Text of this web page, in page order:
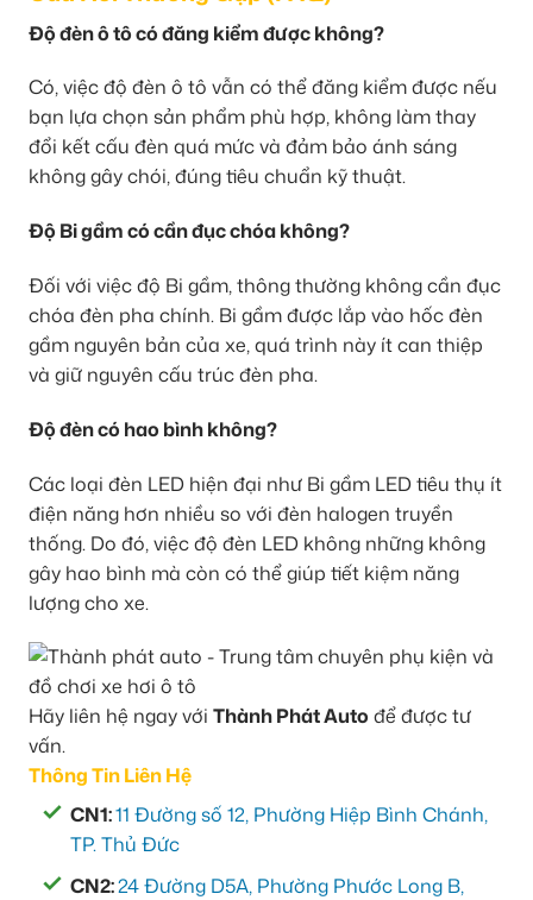
Độ đèn ô tô có đăng kiểm được không?
Có, việc độ đèn ô tô vẫn có thể đăng kiểm được nếu
bạn lựa chọn sản phẩm phù hợp, không làm thay
đổi kết cấu đèn quá mức và đảm bảo ánh sáng
không gây chói, đúng tiêu chuẩn kỹ thuật.
Độ Bi gầm có cần đục chóa không?
Đối với việc độ Bi gầm, thông thường không cần đục
chóa đèn pha chính. Bi gầm được lắp vào hốc đèn
gầm nguyên bản của xe, quá trình này ít can thiệp
và giữ nguyên cấu trúc đèn pha.
Độ đèn có hao bình không?
Các loại đèn LED hiện đại như Bi gầm LED tiêu thụ ít
điện năng hơn nhiều so với đèn halogen truyền
thống. Do đó, việc độ đèn LED không những không
gây hao bình mà còn có thể giúp tiết kiệm năng
lượng cho xe.
Hãy liên hệ ngay với Thành Phát Auto để được tư
vấn.
Thông Tin Liên Hệ
CN1:11 Đường số 12, Phường Hiệp Bình Chánh,
TP. Thủ Đức
CN2:24 Đường D5A, Phường Phước Long B,